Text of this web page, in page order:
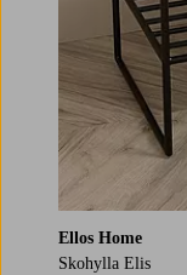
Ellos Home
Skohylla Elis